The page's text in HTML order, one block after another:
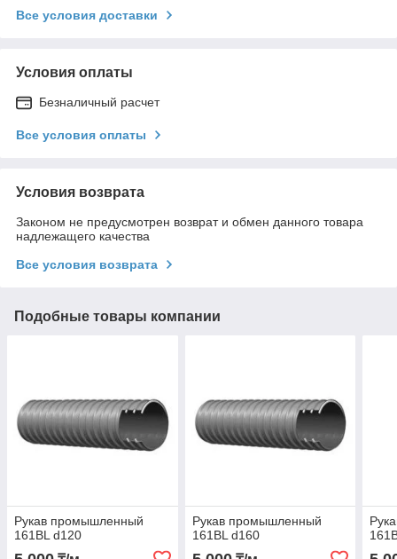
Все условия доставки
Условия оплаты
Безналичный расчет
Все условия оплаты
Условия возврата
Законом не предусмотрен возврат и обмен данного товара
надлежащего качества
Все условия возврата
Подобные товары компании
Рукав промышленный
161BL d120
Рукав промышленный
161BL d160